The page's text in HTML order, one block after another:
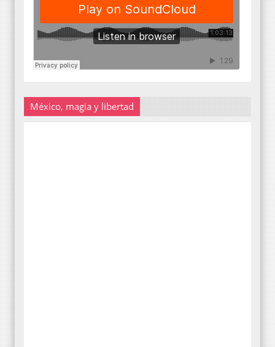
México, magia y libertad